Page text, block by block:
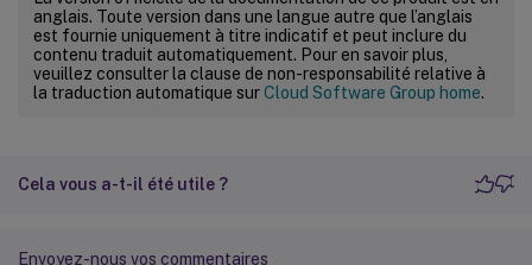
anglais. Toute version dans une langue autre que l’anglais
est fournie uniquement à titre indicatif et peut inclure du
contenu traduit automatiquement. Pour en savoir plus,
veuillez consulter la clause de non-responsabilité relative à
la traduction automatique surCloud Software Group home.
Cela vous a-t-il été utile ?
Envoyez-nous vos commentaires